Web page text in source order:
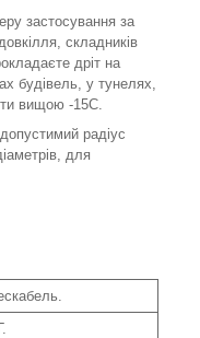
застосування за
складників
дріт на
будівель, у тунелях,
вищою -15С.
радіус
для